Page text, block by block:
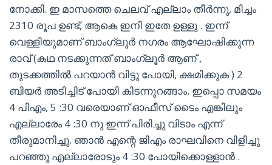
നോക്കി. ഇ മാസത്തെ ചെലവ് എല്ലാം തീർന്നു, മിച്ചം
2310 രൂപ ഉണ്ട്, ആകെ ഇനി ഇതേ ഉള്ളു . ഇന്ന്
വെള്ളിയുമാണ് ബാംഗ്ലൂർ നഗരം ആഘോഷിക്കുന്ന
രാവ് (കഥ നടക്കുന്നത് ബാംഗ്ലൂർ ആണ് ,
തുടക്കത്തിൽ പറയാൻ വിട്ടു പോയി, ക്ഷമിക്കുക ) 2
ബിയർ അടിച്ചിട് പോയി കിടന്നുറങ്ങാം. ഇപ്പൊ സമയം
4 പിഎം, 5 :30 വരെയാണ് ഓഫീസ് ടൈം എങ്കിലും
എല്ലാരേം 4 :30 നു ഇന്ന് പിരിച്ചു വിടാം എന്ന്
തീരുമാനിച്ചു. ഞാൻ എന്റെ ജിഎം രാഘവിനെ വിളിച്ചു
പറഞ്ഞു എല്ലാരോടും 4 :30 പോയിക്കൊള്ളാൻ .